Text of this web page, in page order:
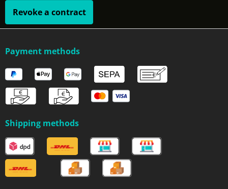
Revoke a contract
Payment methods
Shipping methods